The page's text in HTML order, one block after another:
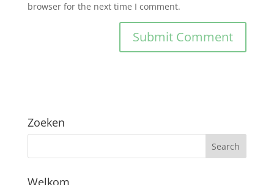
browser for the next time I comment.
Zoeken